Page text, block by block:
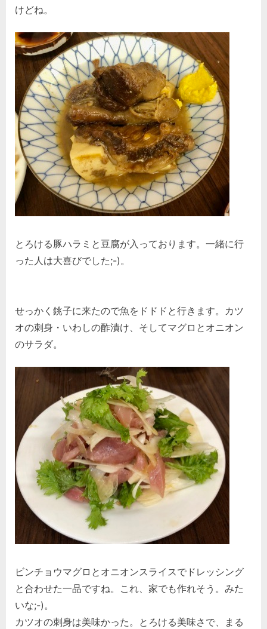
けどね。
とろける豚ハラミと豆腐が入っております。一緒に行
った人は大喜びでした;-)。
せっかく銚子に来たので魚をドドドと行きます。カツ
オの刺身・いわしの酢漬け、そしてマグロとオニオン
のサラダ。
ビンチョウマグロとオニオンスライスでドレッシング
と合わせた一品ですね。これ、家でも作れそう。みた
いな;-)。
カツオの刺身は美味かった。とろける美味さで、まる